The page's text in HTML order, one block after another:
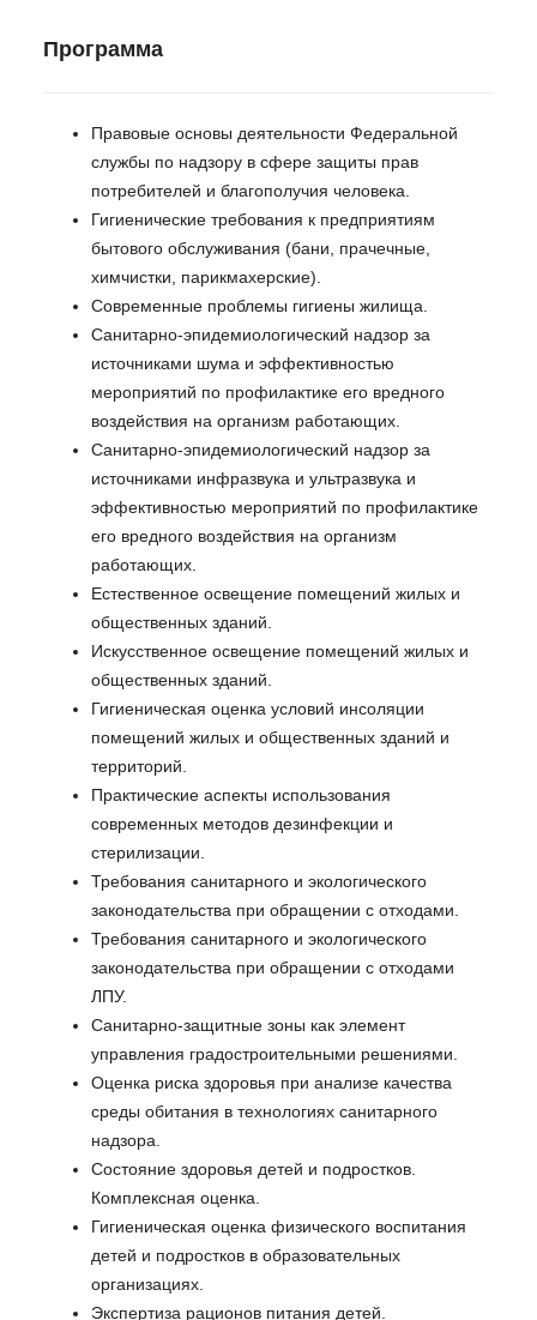
Программа
Правовые основы деятельности Федеральной
службы по надзору в сфере защиты прав
потребителей и благополучия человека.
Гигиенические требования к предприятиям
бытового обслуживания (бани, прачечные,
химчистки, парикмахерские).
Современные проблемы гигиены жилища.
Санитарно-эпидемиологический надзор за
источниками шума и эффективностью
мероприятий по профилактике его вредного
воздействия на организм работающих.
Санитарно-эпидемиологический надзор за
источниками инфразвука и ультразвука и
эффективностью мероприятий по профилактике
его вредного воздействия на организм
работающих.
Естественное освещение помещений жилых и
общественных зданий.
Искусственное освещение помещений жилых и
общественных зданий.
Гигиеническая оценка условий инсоляции
помещений жилых и общественных зданий и
территорий.
Практические аспекты использования
современных методов дезинфекции и
стерилизации.
Требования санитарного и экологического
законодательства при обращении с отходами.
Требования санитарного и экологического
законодательства при обращении с отходами
ЛПУ.
Cанитарно-защитные зоны как элемент
управления градостроительными решениями.
Оценка риска здоровья при анализе качества
среды обитания в технологиях санитарного
надзора.
Состояние здоровья детей и подростков.
Комплексная оценка.
Гигиеническая оценка физического воспитания
детей и подростков в образовательных
организациях.
Экспертиза рационов питания детей.